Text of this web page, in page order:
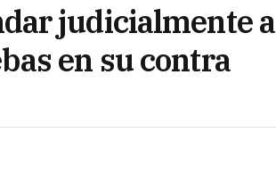
judicialmente a
en su contra